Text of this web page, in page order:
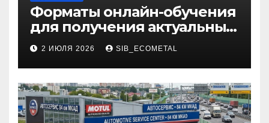
Форматы онлайн-обучения
для получения актуальных
профессий
2 ИЮЛЯ 2026 SIB_ECOMETAL